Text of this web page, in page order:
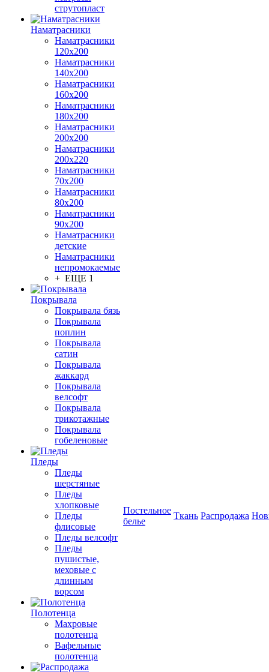
струтопласт
Наматрасники
Наматрасники
120х200
Наматрасники
140х200
Наматрасники
160х200
Наматрасники
180х200
Наматрасники
200х200
Наматрасники
200х220
Наматрасники
70х200
Наматрасники
80х200
Наматрасники
90х200
Наматрасники
детские
Наматрасники
непромокаемые
+ ЕЩЕ 1
Покрывала
Покрывала бязь
Покрывала
поплин
Покрывала
сатин
Покрывала
жаккард
Покрывала
велсофт
Покрывала
трикотажные
Покрывала
гобеленовые
Пледы
Пледы
шерстяные
Пледы
хлопковые
Пледы
флисовые
Пледы велсофт
Пледы
пушистые,
меховые с
длинным
ворсом
Полотенца
Махровые
полотенца
Вафельные
полотенца
Постельное
белье
Ткань Распродажа